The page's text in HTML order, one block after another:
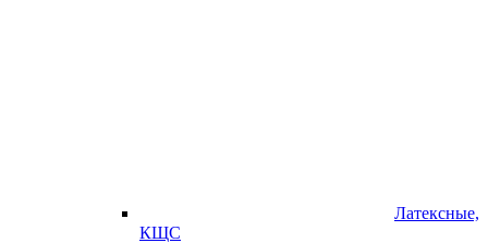
Латексные,
КЩС